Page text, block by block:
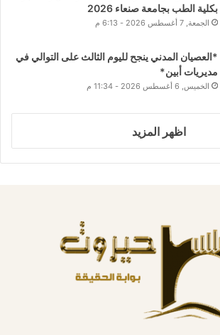
بكلية الطب بجامعة صنعاء 2026
الجمعة, 7 أغسطس 2026 - 6:13 م
*العصيان المدني ينجح لليوم الثالث على التوالي في
مديريات أبين*
الخميس, 6 أغسطس 2026 - 11:34 م
اظهر المزيد